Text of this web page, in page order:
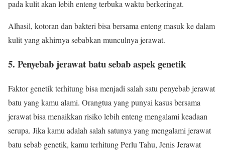
pada kulit akan lebih enteng terbuka waktu berkeringat.
Alhasil, kotoran dan bakteri bisa bersama enteng masuk ke dalam
kulit yang akhirnya sebabkan munculnya jerawat.
5. Penyebab jerawat batu sebab aspek genetik
Faktor genetik terhitung bisa menjadi salah satu penyebab jerawat
batu yang kamu alami. Orangtua yang punyai kasus bersama
jerawat bisa menaikkan risiko lebih enteng mengalami keadaan
serupa. Jika kamu adalah salah satunya yang mengalami jerawat
batu sebab genetik, kamu terhitung Perlu Tahu, Jenis Jerawat